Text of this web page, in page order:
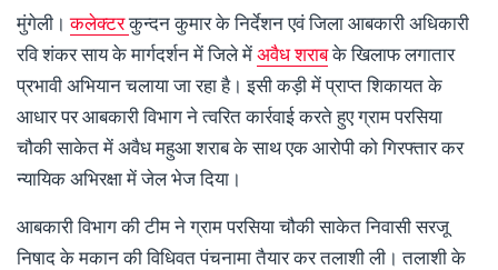
मुंगेली।कलेक्टरकुन्दन कुमार के निर्देशन एवं जिला आबकारी अधिकारी
रवि शंकर साय के मार्गदर्शन में जिले में अवैध शराबके खिलाफ लगातार
प्रभावी अभियान चलाया जा रहा है। इसी कड़ी में प्राप्त शिकायत के
आधार पर आबकारी विभाग ने त्वरित कार्रवाई करते हुए ग्राम परसिया
चौकी साकेत में अवैध महुआ शराब के साथ एक आरोपी को गिरफ्तार कर
न्यायिक अभिरक्षा में जेल भेज दिया।
आबकारी विभाग की टीम ने ग्राम परसिया चौकी साकेत निवासी सरजू
निषाद के मकान की विधिवत पंचनामा तैयार कर तलाशी ली। तलाशी के